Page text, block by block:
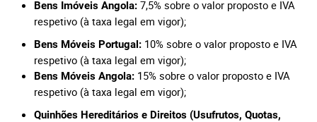
Bens Imóveis Angola: 7,5% sobre o valor proposto e IVA
respetivo (à taxa legal em vigor);
Bens Móveis Portugal: 10% sobre o valor proposto e IVA
respetivo (à taxa legal em vigor);
Bens Móveis Angola: 15% sobre o valor proposto e IVA
respetivo (à taxa legal em vigor);
Quinhões Hereditários e Direitos (Usufrutos, Quotas,